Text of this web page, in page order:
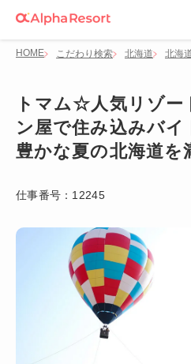
HOME こだわり検索 北海道 北海
トマム☆人気リゾー
ン屋で住み込みバ
豊かな夏の北海道を
仕事番号： 12245